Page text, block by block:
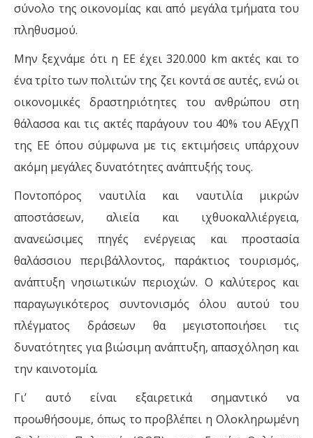
σύνολο της οικονομίας και από μεγάλα τμήματα του
πληθυσμού.
Μην ξεχνάμε ότι η ΕΕ έχει 320.000 km ακτές και το
ένα τρίτο των πολιτών της ζει κοντά σε αυτές, ενώ οι
οικονομικές δραστηριότητες του ανθρώπου στη
θάλασσα και τις ακτές παράγουν του 40% του ΑΕγχΠ
της ΕΕ όπου σύμφωνα με τις εκτιμήσεις υπάρχουν
ακόμη μεγάλες δυνατότητες ανάπτυξής τους.
Ποντοπόρος ναυτιλία και ναυτιλία μικρών
αποστάσεων, αλιεία και ιχθυοκαλλιέργεια,
ανανεώσιμες πηγές ενέργειας και προστασία
θαλάσσιου περιβάλλοντος, παράκτιος τουρισμός,
ανάπτυξη νησιωτικών περιοχών. Ο καλύτερος και
παραγωγικότερος συντονισμός όλου αυτού του
πλέγματος δράσεων θα μεγιστοποιήσει τις
δυνατότητες για βιώσιμη ανάπτυξη, απασχόληση και
την καινοτομία.
Γι’ αυτό είναι εξαιρετικά σημαντικό να
προωθήσουμε, όπως το προβλέπει η Ολοκληρωμένη